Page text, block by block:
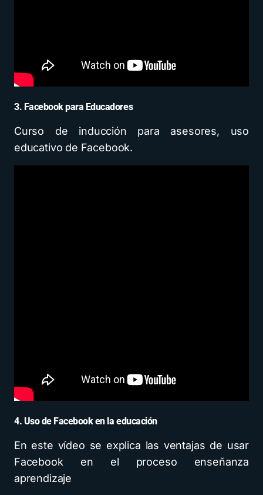
3. Facebook para Educadores
Curso de inducción para asesores, uso
educativo de Facebook.
4. Uso de Facebook en la educación
En este vídeo se explica las ventajas de usar
Facebook en el proceso enseñanza
aprendizaje